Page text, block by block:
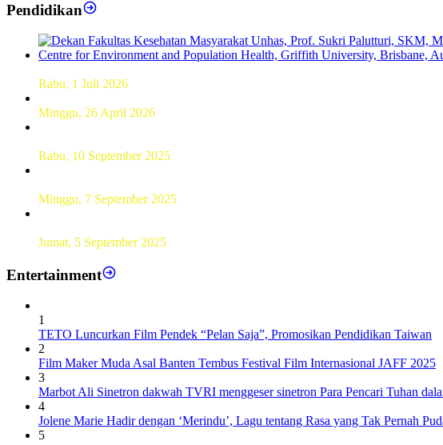
Pendidikan
Rabu, 1 Juli 2026
Minggu, 26 April 2026
Rabu, 10 September 2025
Minggu, 7 September 2025
Jumat, 5 September 2025
Entertainment
1
TETO Luncurkan Film Pendek “Pelan Saja”, Promosikan Pendidikan Taiwan
2
Film Maker Muda Asal Banten Tembus Festival Film Internasional JAFF 2025
3
Marbot Ali Sinetron dakwah TVRI menggeser sinetron Para Pencari Tuhan
4
Jolene Marie Hadir dengan ‘Merindu’, Lagu tentang Rasa yang Tak Pernah
5